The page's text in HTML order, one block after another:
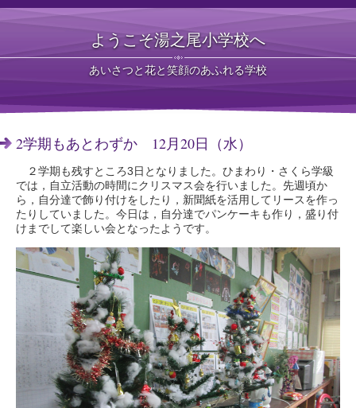
ようこそ湯之尾小学校へ
あいさつと花と笑顔のあふれる学校
2学期もあとわずか 12月20日（水）
２学期も残すところ3日となりました。ひまわり・さくら学級
では，自立活動の時間にクリスマス会を行いました。先週頃か
ら，自分達で飾り付けをしたり，新聞紙を活用してリースを作っ
たりしていました。今日は，自分達でパンケーキも作り，盛り付
けまでして楽しい会となったようです。